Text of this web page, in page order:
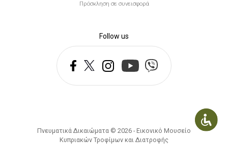
Πρόσκληση σε συνεισφορά
Follow us
Πνευματικά Δικαιώματα © 2026 - Εικονικό Μουσείο
Κυπριακών Τροφίμων και Διατροφής